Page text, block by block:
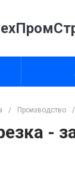
/ Производство /
-